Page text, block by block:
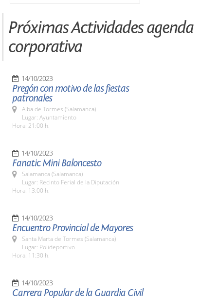
Próximas Actividades agenda
corporativa
14/10/2023
Pregón con motivo de las fiestas
patronales
Alba de Tormes (Salamanca)
Lugar: Ayuntamiento
Hora: 21:00 h.
14/10/2023
Fanatic Mini Baloncesto
Salamanca (Salamanca)
Lugar: Recinto Ferial de la Diputación
Hora: 13:00 h.
14/10/2023
Encuentro Provincial de Mayores
Santa Marta de Tormes (Salamanca)
Lugar: Polideportivo
Hora: 11:30 h.
14/10/2023
Carrera Popular de la Guardia Civil